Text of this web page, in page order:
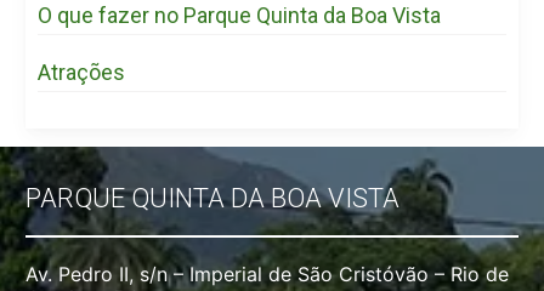
O que fazer no Parque Quinta da Boa Vista
Atrações
PARQUE QUINTA DA BOA VISTA
Av. Pedro II, s/n – Imperial de São Cristóvão – Rio de